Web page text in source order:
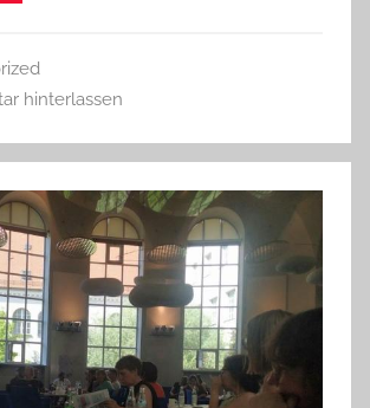
hinterlassen